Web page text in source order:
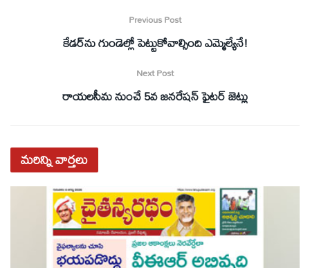
Previous Post
కేడర్‌ను గుండెల్లో పెట్టుకోవాల్సింది ఎమ్మెల్యేనే!
Next Post
రాయలసీమ నుంచే 5వ జనరేషన్ ఫైటర్ జెట్లు
మరిన్నివార్తలు